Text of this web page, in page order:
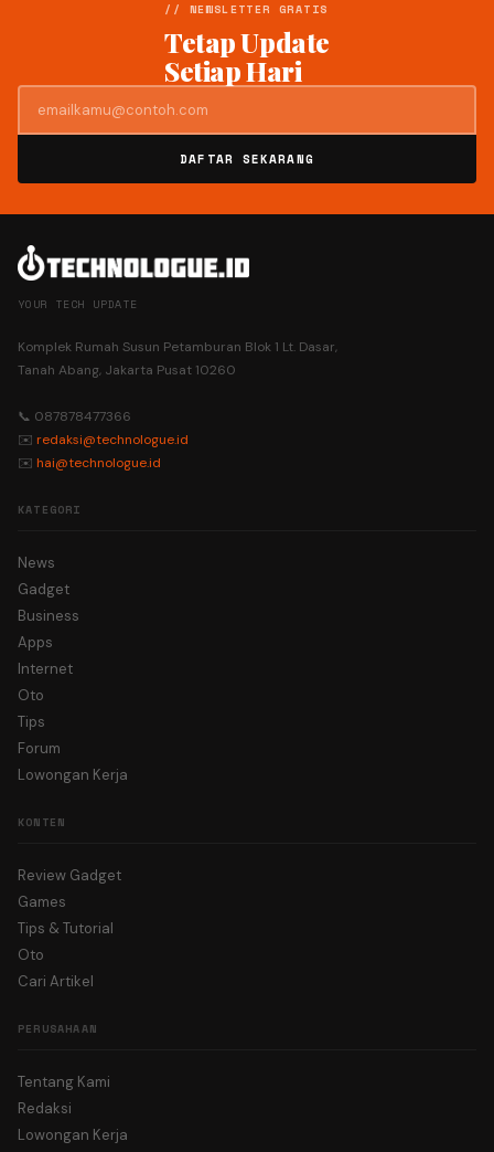
// NEWSLETTER GRATIS
Tetap Update
Setiap Hari
DAFTAR SEKARANG
YOUR TECH UPDATE
Komplek Rumah Susun Petamburan Blok 1 Lt. Dasar,
Tanah Abang, Jakarta Pusat 10260
📞 087878477366
✉️ redaksi@technologue.id
✉️ hai@technologue.id
KATEGORI
News
Gadget
Business
Apps
Internet
Oto
Tips
Forum
Lowongan Kerja
KONTEN
Review Gadget
Games
Tips & Tutorial
Oto
Cari Artikel
PERUSAHAAN
Tentang Kami
Redaksi
Lowongan Kerja